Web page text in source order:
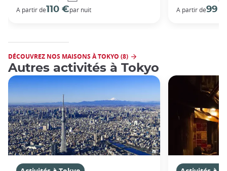
A partir de110 €par nuit A partir de99 €
DÉCOUVREZ NOS MAISONS À TOKYO (8)
Autres activités à Tokyo